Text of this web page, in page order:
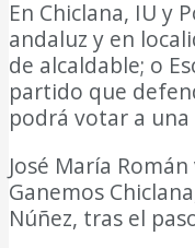
En Chiclana, IU y
andaluz y en
de alcaldable; o
partido que
podrá votar a
José María
Ganemos
Núñez, tras el